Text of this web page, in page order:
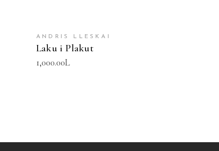
ANDRIS LLESKAI
Laku i Plakut
1,000.00L